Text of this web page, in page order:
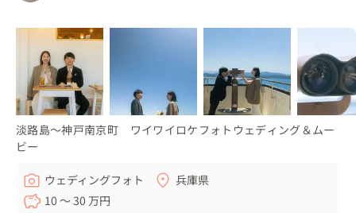
淡路島～神戸南京町 ワイワイロケフォトウェディング＆ムー
ビー
ウェディングフォト
兵庫県
10 〜 30 万円